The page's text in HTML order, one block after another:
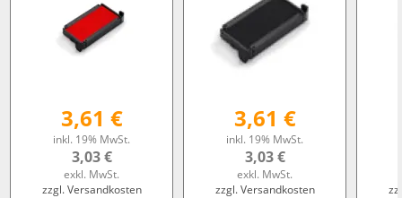
3,61 €
inkl. 19% MwSt.
3,03 €
exkl. MwSt.
zzgl. Versandkosten
3,61 €
inkl. 19% MwSt.
3,03 €
exkl. MwSt.
zzgl. Versandkosten